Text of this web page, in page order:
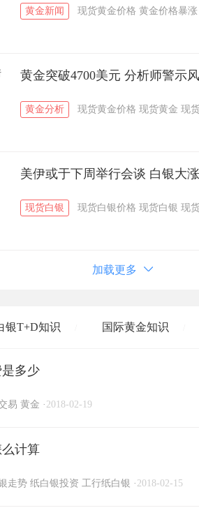
黄金新闻 现货黄金价格 黄金价格暴涨
黄金突破4700美元 分析师警示
黄金分析 现货黄金价格 现货黄金 现
美伊或于下周举行会谈 白银大
现货白银 现货白银价格 现货白银 现
加载更多
银T+D知识 国际黄金知识
粤贵银知识
多少
易 黄金 · 2018-02-19
计算
走势 纸白银投资 工行纸白银 · 2018-02-15